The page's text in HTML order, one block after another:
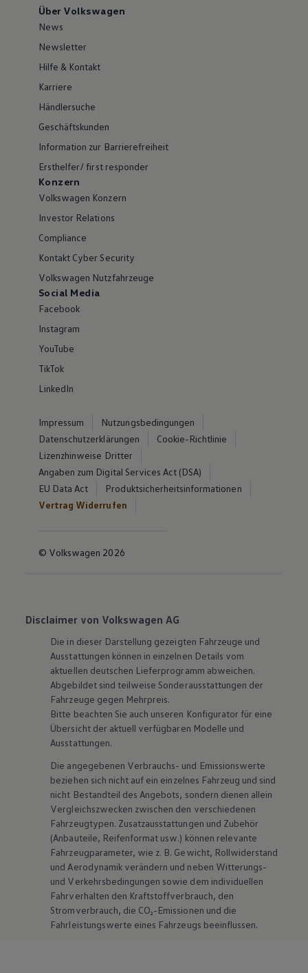
Über Volkswagen
News
Newsletter
Hilfe & Kontakt
Karriere
Händlersuche
Geschäftskunden
Information zur Barrierefreiheit
Ersthelfer/ first responder
Konzern
Volkswagen Konzern
Investor Relations
Compliance
Kontakt Cyber Security
Volkswagen Nutzfahrzeuge
Social Media
Facebook
Instagram
YouTube
TikTok
LinkedIn
Impressum
Nutzungsbedingungen
Datenschutzerklärungen
Cookie-Richtlinie
Lizenzhinweise Dritter
Angaben zum Digital Services Act (DSA)
EU Data Act
Produktsicherheitsinformationen
Vertrag Widerrufen
© Volkswagen 2026
Disclaimer von Volkswagen AG
Die in dieser Darstellung gezeigten Fahrzeuge und
Ausstattungen können in einzelnen Details vom
aktuellen deutschen Lieferprogramm abweichen.
Abgebildet sind teilweise Sonderausstattungen der
Fahrzeuge gegen Mehrpreis.
Bitte beachten Sie auch unseren Konfigurator für eine
Übersicht der aktuell verfügbaren Modelle und
Ausstattungen.
Die angegebenen Verbrauchs- und Emissionswerte
beziehen sich nicht auf ein einzelnes Fahrzeug und sind
nicht Bestandteil des Angebots, sondern dienen allein
Vergleichszwecken zwischen den verschiedenen
Fahrzeugtypen. Zusatzausstattungen und Zubehör
(Anbauteile, Reifenformat usw.) können relevante
Fahrzeugparameter, wie z. B. Gewicht, Rollwiderstand
und Aerodynamik verändern und neben Witterungs-
und Verkehrsbedingungen sowie dem individuellen
Fahrverhalten den Kraftstoffverbrauch, den
Stromverbrauch, die CO₂-Emissionen und die
Fahrleistungswerte eines Fahrzeugs beeinflussen.